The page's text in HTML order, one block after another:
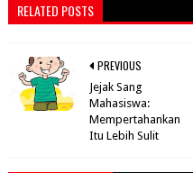
RELATED POSTS
PREVIOUS
Jejak Sang
Mahasiswa:
Mempertahankan
Itu Lebih Sulit